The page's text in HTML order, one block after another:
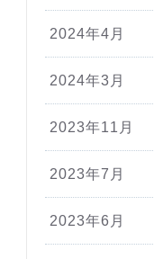
2024年4月
2024年3月
2023年11月
2023年7月
2023年6月